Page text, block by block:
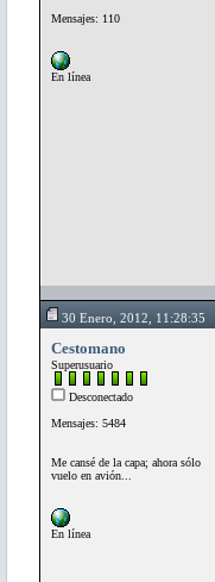
Mensajes: 110
En línea
30 Enero, 2012, 11:28:35
Cestomano
Superusuario
Desconectado
Mensajes: 5484
Me cansé de la capa; ahora sólo
vuelo en avión...
En línea